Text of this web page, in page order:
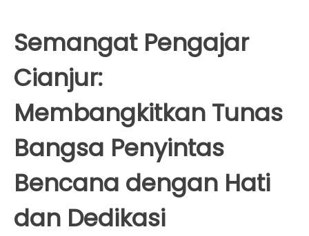
Semangat Pengajar
Cianjur:
Membangkitkan Tunas
Bangsa Penyintas
Bencana dengan Hati
dan Dedikasi